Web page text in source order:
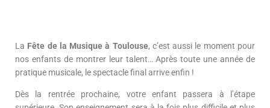
La Fête de la Musique à Toulouse, c’est aussi le moment pour
nos enfants de montrer leur talent… Après toute une année de
pratique musicale, le spectacle final arrive enfin !
Dès la rentrée prochaine, votre enfant passera à l’étape